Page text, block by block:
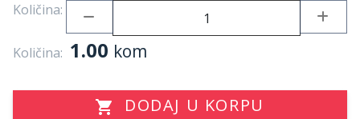
Količina:
Količina: 1.00 kom
DODAJ U KORPU